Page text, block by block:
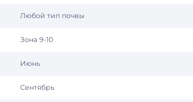
Любой тип почвы
Зона 9-10
Июнь
Сентябрь